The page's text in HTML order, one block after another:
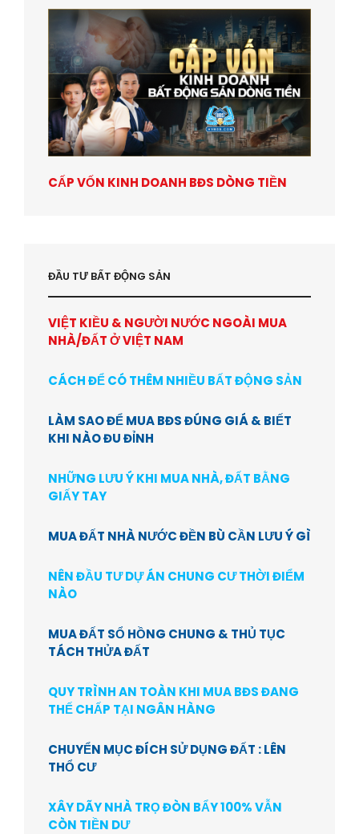
CẤP VỐN KINH DOANH BĐS DÒNG TIỀN
ĐẦU TƯ BẤT ĐỘNG SẢN
VIỆT KIỀU & NGƯỜI NƯỚC NGOÀI MUA
NHÀ/ĐẤT Ở VIỆT NAM
CÁCH ĐỂ CÓ THÊM NHIỀU BẤT ĐỘNG SẢN
LÀM SAO ĐỂ MUA BĐS ĐÚNG GIÁ & BIẾT
KHI NÀO ĐU ĐỈNH
NHỮNG LƯU Ý KHI MUA NHÀ, ĐẤT BẰNG
GIẤY TAY
MUA ĐẤT NHÀ NƯỚC ĐỀN BÙ CẦN LƯU Ý GÌ
NÊN ĐẦU TƯ DỰ ÁN CHUNG CƯ THỜI ĐIỂM
NÀO
MUA ĐẤT SỔ HỒNG CHUNG & THỦ TỤC
TÁCH THỬA ĐẤT
QUY TRÌNH AN TOÀN KHI MUA BĐS ĐANG
THẾ CHẤP TẠI NGÂN HÀNG
CHUYỂN MỤC ĐÍCH SỬ DỤNG ĐẤT : LÊN
THỔ CƯ
XÂY DÃY NHÀ TRỌ ĐÒN BẨY 100% VẪN
CÒN TIỀN DƯ